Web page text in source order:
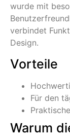
wurde mit
verbindet
Design.
Vorteile
Für den
Warum